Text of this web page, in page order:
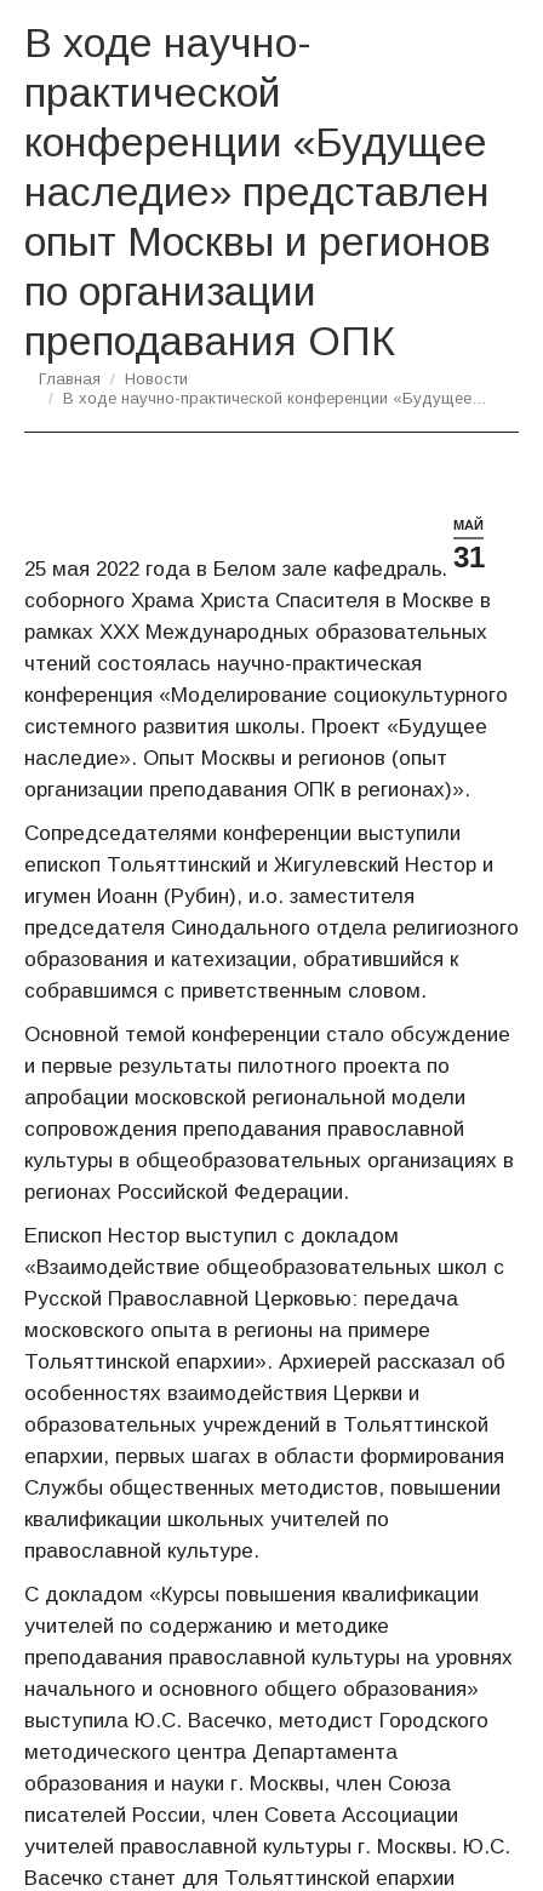
В ходе научно-
практической
конференции «Будущее
наследие» представлен
опыт Москвы и регионов
по организации
преподавания ОПК
Вы здесь:
Главная
Новости
В ходе научно-практической конференции «Будущее…
МАЙ
31
25 мая 2022 года в Белом зале кафедрального
соборного Храма Христа Спасителя в Москве в
рамках XXX Международных образовательных
чтений состоялась научно-практическая
конференция «Моделирование социокультурного
системного развития школы. Проект «Будущее
наследие». Опыт Москвы и регионов (опыт
организации преподавания ОПК в регионах)».
Сопредседателями конференции выступили
епископ Тольяттинский и Жигулевский Нестор и
игумен Иоанн (Рубин), и.о. заместителя
председателя Синодального отдела религиозного
образования и катехизации, обратившийся к
собравшимся с приветственным словом.
Основной темой конференции стало обсуждение
и первые результаты пилотного проекта по
апробации московской региональной модели
сопровождения преподавания православной
культуры в общеобразовательных организациях в
регионах Российской Федерации.
Епископ Нестор выступил с докладом
«Взаимодействие общеобразовательных школ с
Русской Православной Церковью: передача
московского опыта в регионы на примере
Тольяттинской епархии». Архиерей рассказал об
особенностях взаимодействия Церкви и
образовательных учреждений в Тольяттинской
епархии, первых шагах в области формирования
Службы общественных методистов, повышении
квалификации школьных учителей по
православной культуре.
С докладом «Курсы повышения квалификации
учителей по содержанию и методике
преподавания православной культуры на уровнях
начального и основного общего образования»
выступила Ю.С. Васечко, методист Городского
методического центра Департамента
образования и науки г. Москвы, член Союза
писателей России, член Совета Ассоциации
учителей православной культуры г. Москвы. Ю.С.
Васечко станет для Тольяттинской епархии